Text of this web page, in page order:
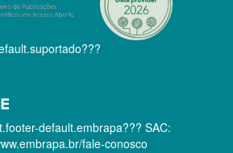
default.embrapa??? SAC:
fale-conosco